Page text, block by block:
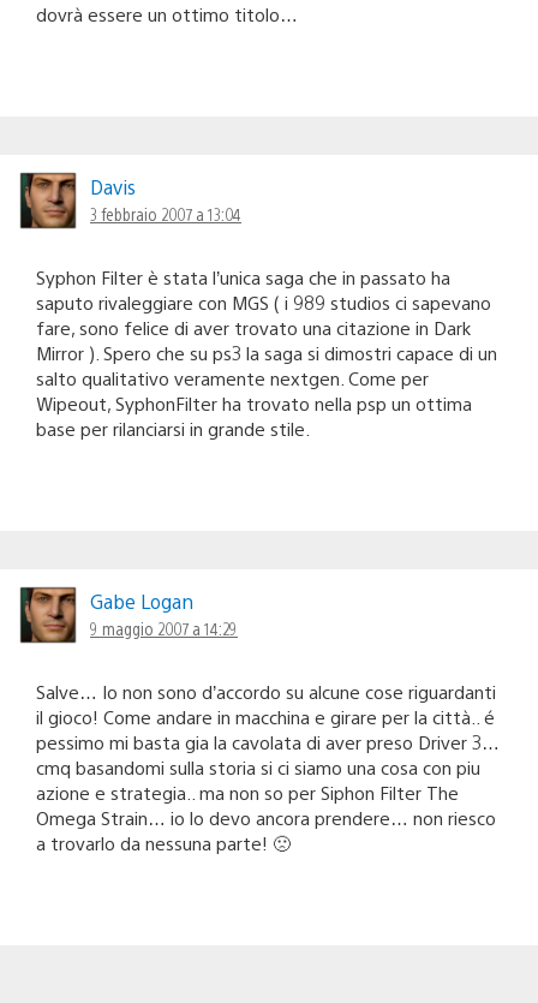
dovrà essere un ottimo titolo…
Davis
3 febbraio 2007 a 13:04
Syphon Filter è stata l’unica saga che in passato ha
saputo rivaleggiare con MGS ( i 989 studios ci sapevano
fare, sono felice di aver trovato una citazione in Dark
Mirror ). Spero che su ps3 la saga si dimostri capace di un
salto qualitativo veramente nextgen. Come per
Wipeout, SyphonFilter ha trovato nella psp un ottima
base per rilanciarsi in grande stile.
Gabe Logan
9 maggio 2007 a 14:29
Salve… Io non sono d’accordo su alcune cose riguardanti
il gioco! Come andare in macchina e girare per la città.. é
pessimo mi basta gia la cavolata di aver preso Driver 3…
cmq basandomi sulla storia si ci siamo una cosa con piu
azione e strategia.. ma non so per Siphon Filter The
Omega Strain… io lo devo ancora prendere… non riesco
a trovarlo da nessuna parte! 🙁